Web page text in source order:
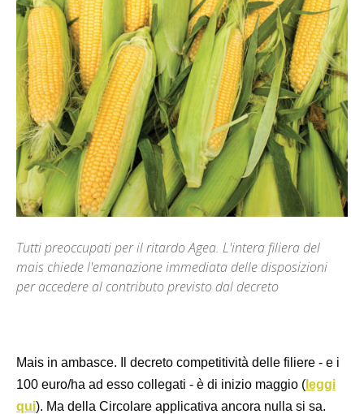
Tutti preoccupati per il ritardo Agea. L'intera filiera del
mais chiede l'emanazione immediata delle disposizioni
per accedere al contributo previsto dal decreto
Mais in ambasce. Il decreto competitività delle filiere - e i
100 euro/ha ad esso collegati - è di inizio maggio ( leggi
qui). Ma della Circolare applicativa ancora nulla si sa.